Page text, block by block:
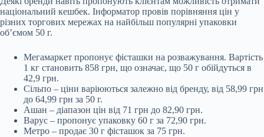
національний кешбек. Інформатор провів порівняння цін у
різних торгових мережах на найбільш популярні упаковки
об’ємом 50 г.
Мегамаркет пропонує фісташки на розважування. Вартість
1 кг становить 858 грн, що означає, що 50 г обійдуться в
42,9 грн.
Сільпо – ціни варіюються залежно від бренду, від 58,99 грн
до 64,99 грн за 50 г.
Ашан – діапазон цін від 71 грн до 82,90 грн.
Варус – пропонує упаковку 60 г за 72,90 грн.
Метро – продає 30 г фісташок за 75 грн.